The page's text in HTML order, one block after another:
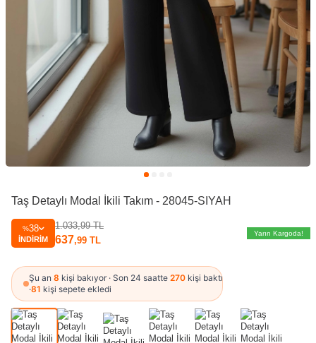
Taş Detaylı Modal İkili Takım - 28045-SIYAH
%38
İNDIRIM
1.033,99TL
637,99 TL
Yarın Kargoda!
Şu an 8 kişi bakıyor · Son 24 saatte 270 kişi baktı
·81 kişi sepete ekledi